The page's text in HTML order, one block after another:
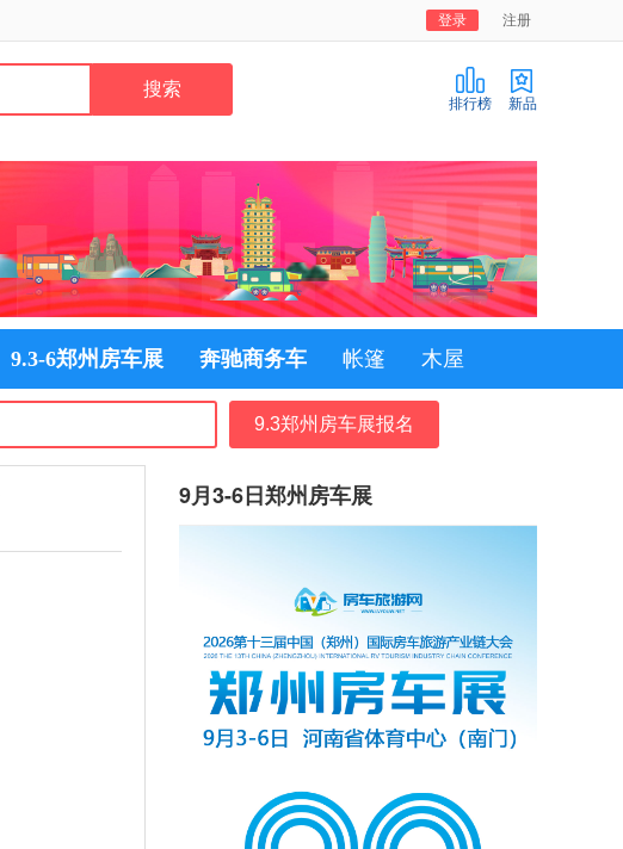
注册
登录
排行榜 新品
9.3-6郑州房车展 奔驰商务车 帐篷 木屋
9.3郑州房车展报名
9月3-6日郑州房车展